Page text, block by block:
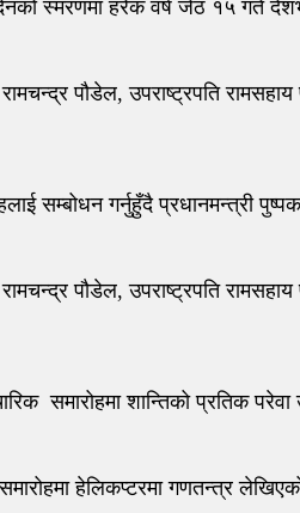
स्मरणमा हरेक वर्ष जेठ १५ गते
पौडेल, उपराष्ट्रपति
सम्बोधन गर्नुहुँदै प्रधानमन्त्री
पौडेल, उपराष्ट्रपति
समारोहमा शान्तिको प्रतिक परेवा
हेलिकप्टरमा गणतन्त्र